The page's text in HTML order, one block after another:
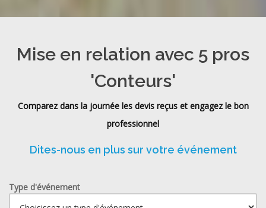
Mise en relation avec 5 pros
'Conteurs'
Comparez dans la journée les devis reçus et engagez le bon
professionnel
Dites-nous en plus sur votre événement
Type d'événement